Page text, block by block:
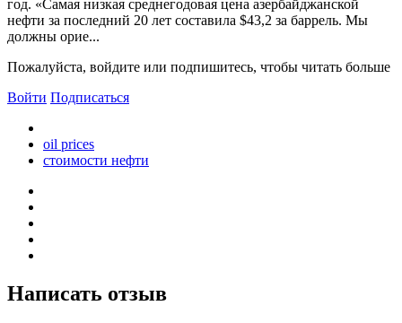
год. «Самая низкая среднегодовая цена азербайджанской
нефти за последний 20 лет составила $43,2 за баррель. Мы
должны орие...
Пожалуйста, войдите или подпишитесь, чтобы читать больше
Войти Подписаться
oil prices
стоимости нефти
Написать отзыв